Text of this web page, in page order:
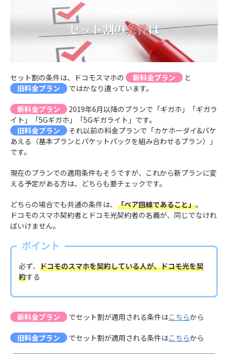
セット割の条件は、ドコモスマホの 新料金プラン と
旧料金プラン ではかなり違っています。
新料金プラン 2019年6月以降のプランで「ギガホ」「ギガラ
イト」「5Gギガホ」「5Gギガライト」です。
旧料金プラン それ以前の料金プランで「カケホーダイ&パケ
あえる（基本プランとパケットパックを組み合わせるプラン）」
です。
現在のプランでの適用条件もそうですが、これから新プランに変
える予定がある方は、どちらも要チェックです。
どちらの場合でも共通の条件は、 「ペア回線であること」。
ドコモのスマホ契約者とドコモ光契約者の名義が、同じでなけれ
ばいけません。
ポイント
必ず、 ドコモのスマホを契約している人が、ドコモ光を契
約する
新料金プラン でセット割が適用される条件はこちらから
旧料金プラン でセット割が適用される条件はこちらから